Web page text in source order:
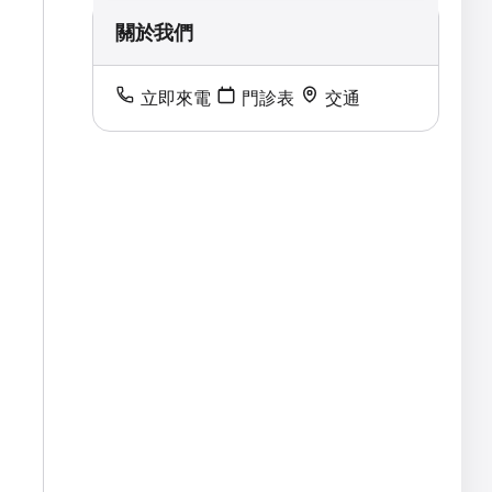
關於我們
立即來電 門診表 交通